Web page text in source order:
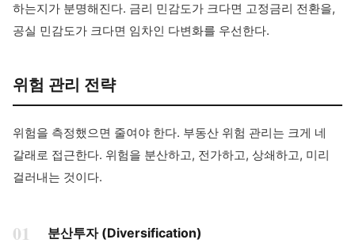
하는지가 분명해진다. 금리 민감도가 크다면 고정금리 전환을,
공실 민감도가 크다면 임차인 다변화를 우선한다.
위험 관리 전략
위험을 측정했으면 줄여야 한다. 부동산 위험 관리는 크게 네
갈래로 접근한다. 위험을 분산하고, 전가하고, 상쇄하고, 미리
걸러내는 것이다.
01 분산투자 (Diversification)